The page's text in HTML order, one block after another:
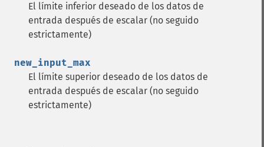
El límite inferior deseado de los datos de
entrada después de escalar (no seguido
estrictamente)
new_input_max
El límite superior deseado de los datos de
entrada después de escalar (no seguido
estrictamente)